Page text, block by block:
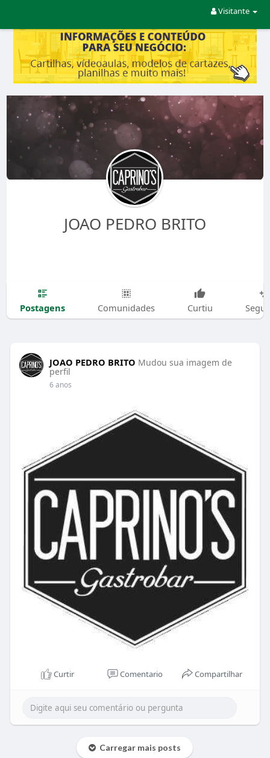
Visitante
JOAO PEDRO BRITO
Postagens Comunidades Curtiu
JOAO PEDRO BRITO Mudou sua imagem de
perfil
6 anos
Curtir Comentario Compartilhar
Carregar mais posts